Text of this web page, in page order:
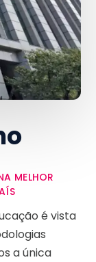
MELHOR
é vista
a única